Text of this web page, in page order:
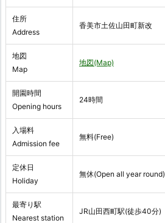
住所
Address
香美市土佐山田町新改
地図
Map
地図(Map)
開園時間
Opening hours
24時間
入場料
Admission fee
無料(Free)
定休日
Holiday
無休(Open all year round)
最寄り駅
Nearest station
JR山田西町駅(徒歩40分)